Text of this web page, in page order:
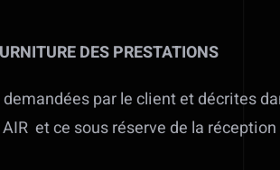
DES PRESTATIONS
par le client et décrites
et ce sous réserve de la